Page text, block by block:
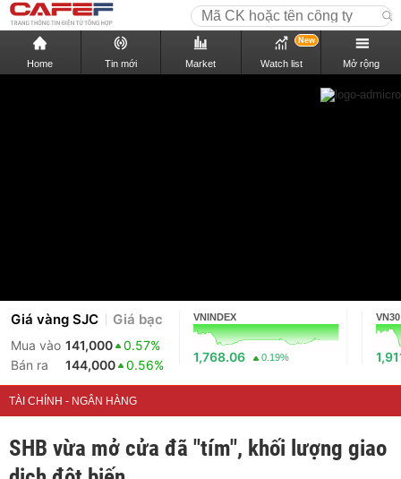
Home Tin mới Market Watch list
New
Mở rộng
Giá vàng SJC Giá bạc
Mua vào 141,000
0.57%
Bán ra
144,000 0.56%
VNINDEX
1,768.06 0.19%
VN30
TÀI CHÍNH - NGÂN HÀNG
SHB vừa mở cửa đã "tím", khối lượng giao